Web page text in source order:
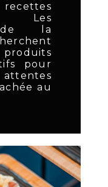
Les
de la
pour
au